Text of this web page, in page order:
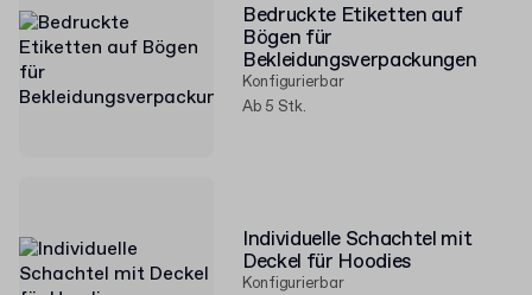
Bedruckte Etiketten auf
Bögen für
Bekleidungsverpackungen
Konfigurierbar
Ab 5 Stk.
Individuelle Schachtel mit
Deckel für Hoodies
Konfigurierbar